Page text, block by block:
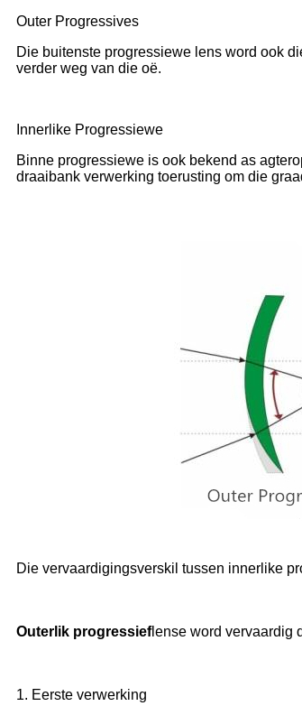
Outer Progressives
Die buitenste progressiewe lens word ook
verder weg van die oë.
Innerlike Progressiewe
Binne progressiewe is ook bekend as
draaibank verwerking toerusting om die
Die vervaardigingsverskil tussen innerlike
Outerlik progressieflense word vervaardig
1. Eerste verwerking